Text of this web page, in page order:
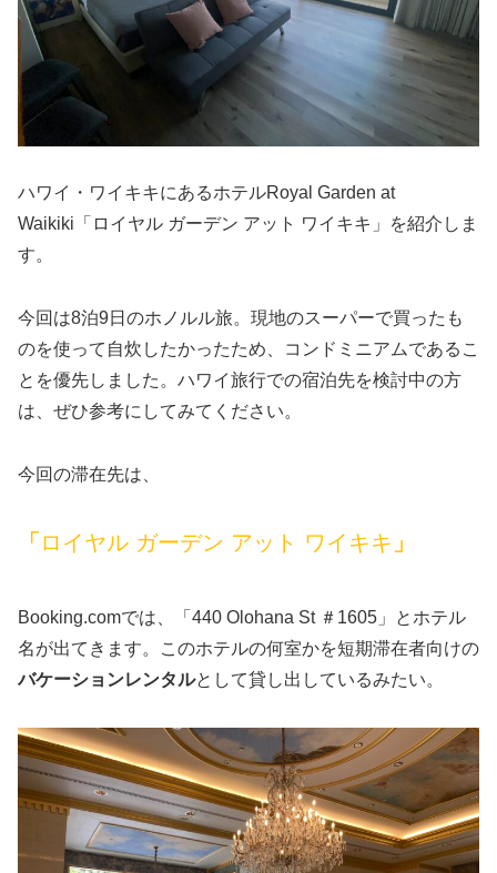
ハワイ・ワイキキにあるホテルRoyal Garden at
Waikiki「ロイヤル ガーデン アット ワイキキ」を紹介しま
す。
今回は8泊9日のホノルル旅。現地のスーパーで買ったも
のを使って自炊したかったため、コンドミニアムであるこ
とを優先しました。ハワイ旅行での宿泊先を検討中の方
は、ぜひ参考にしてみてください。
今回の滞在先は、
「 ロイヤル ガーデン アット ワイキキ 」
Booking.comでは、「440 Olohana St ＃1605」とホテル
名が出てきます。このホテルの何室かを短期滞在者向けの
バケーションレンタルとして貸し出しているみたい。